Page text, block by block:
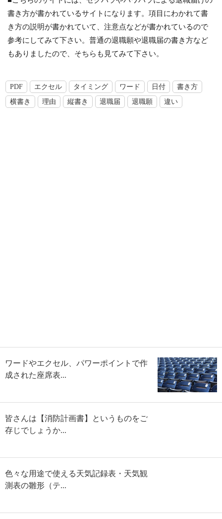
書き方が書かれているサイトになります。項目にわかれて書
き方の説明が書かれていて、注意点などが書かれているので
参考にしてみて下さい。普通の退職願や退職届の書き方など
もありましたので、そちらも見てみて下さい。
PDF エクセル タイミング ワード 日付
書き方
横書き
理由 縦書き 退職届 退職願 違い
ワードやエクセル、パワーポイントで作
成された座席表...
皆さんは【消防計画書】というものをご
存じでしょうか...
色々な用途で使える天気記録表・天気観
測表の雛形（テ...